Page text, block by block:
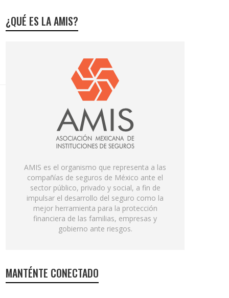
¿QUÉ ES LA AMIS?
AMIS es el organismo que representa a las
compañías de seguros de México ante el
sector público, privado y social, a fin de
impulsar el desarrollo del seguro como la
mejor herramienta para la protección
financiera de las familias, empresas y
gobierno ante riesgos.
MANTÉNTE CONECTADO